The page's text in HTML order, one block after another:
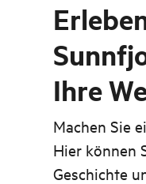
Ihre
Machen Sie
Hier können
Geschichte